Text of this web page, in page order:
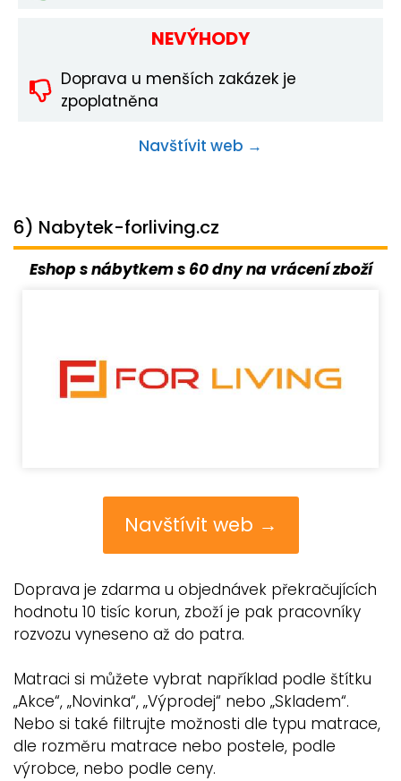
NEVÝHODY
Doprava u menších zakázek je
zpoplatněna
Navštívit web →
6) Nabytek-forliving.cz
Eshop s nábytkem s 60 dny na vrácení zboží
Navštívit web →
Doprava je zdarma u objednávek překračujících
hodnotu 10 tisíc korun, zboží je pak pracovníky
rozvozu vyneseno až do patra.
Matraci si můžete vybrat například podle štítku
„Akce“, „Novinka“, „Výprodej“ nebo „Skladem“.
Nebo si také filtrujte možnosti dle typu matrace,
dle rozměru matrace nebo postele, podle
výrobce, nebo podle ceny.